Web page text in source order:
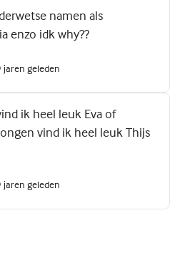
namen als
enzo idk why??
jaren geleden
ik heel leuk Eva of
vind ik heel leuk Thijs
jaren geleden